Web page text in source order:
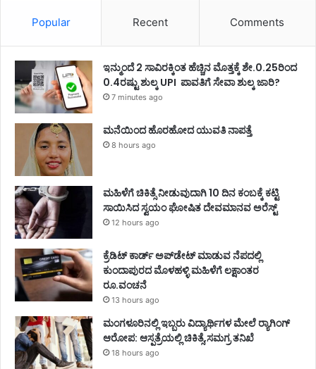
Popular Recent Comments
ಇನ್ಮುಂದೆ 2 ಸಾವಿರಕ್ಕಿಂತ ಹೆಚ್ಚಿನ ಮೊತ್ತಕ್ಕೆ ಶೇ.0.25ರಿಂದ
0.4ರಷ್ಟು ಶುಲ್ಕ UPI ಪಾವತಿಗೆ ಸೇವಾ ಶುಲ್ಕ ಜಾರಿ?
7 minutes ago
ಮನೆಯಿಂದ ಹೊರಹೋದ ಯುವತಿ ನಾಪತ್ತೆ
8 hours ago
ಮಹಿಳೆಗೆ ಚಿಕಿತ್ಸೆ ನೀಡುವುದಾಗಿ 10 ದಿನ ಕಂಬಕ್ಕೆ ಕಟ್ಟಿ
ಸಾಯಿಸಿದ ಸ್ವಯಂ ಘೋಷಿತ ದೇವಮಾನವ ಅರೆಸ್ಟ್
12 hours ago
ಕ್ರೆಡಿಟ್‌ ಕಾರ್ಡ್‌ ಅಪ್‌ಡೇಟ್ ಮಾಡುವ ನೆಪದಲ್ಲಿ
ಕುಂದಾಪುರದ ಮೊಳಹಳ್ಳಿ ಮಹಿಳೆಗೆ ಲಕ್ಷಾಂತರ
ರೂ.ವಂಚನೆ
13 hours ago
ಮಂಗಳೂರಿನಲ್ಲಿ ಇಬ್ಬರು ವಿದ್ಯಾರ್ಥಿಗಳ ಮೇಲೆ ರ್‍ಯಾಗಿಂಗ್
ಆರೋಪ: ಆಸ್ಪತ್ರೆಯಲ್ಲಿ ಚಿಕಿತ್ಸೆ,ಸಮಗ್ರ ತನಿಖೆ
18 hours ago